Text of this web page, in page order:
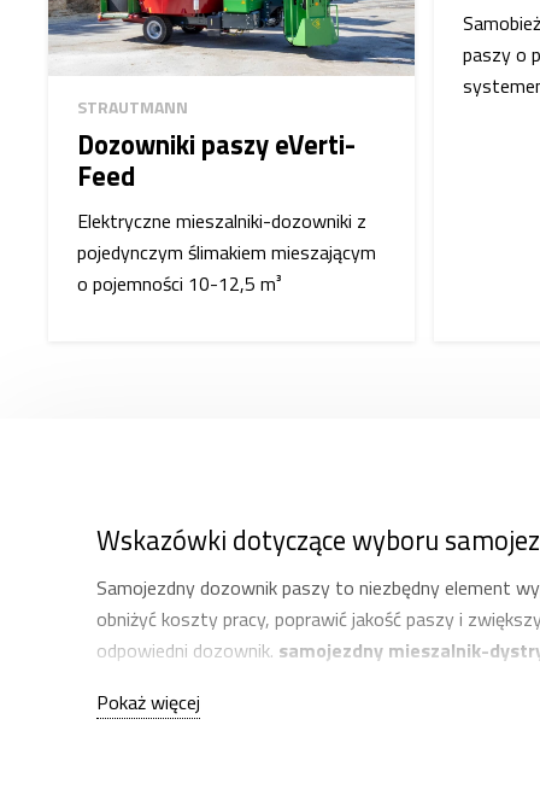
STRAUTMANN
Dozowniki paszy eVerti-
Feed
Elektryczne mieszalniki-dozowniki z
pojedynczym ślimakiem mieszającym
o pojemności 10-12,5 m³
paszy o
Wskazówki dotyczące wyboru
Samojezdny dozownik paszy to niezbędny element
obniżyć koszty pracy, poprawić jakość paszy i
odpowiedni dozownik. samojezdny mieszalnik-
Oceń wielkość gospodarstwa i ilość paszy
Pokaż więcej